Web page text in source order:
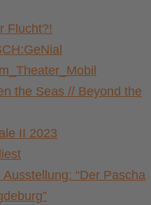
Flucht?!
the Seas // Beyond the
II 2023
Ausstellung: “Der Pascha